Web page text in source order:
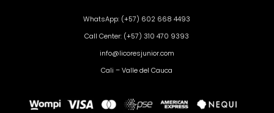
WhatsApp: (+57) 602 668 4493
Call Center: (+57) 310 470 9393
info@licoresjunior.com
Cali – Valle del Cauca